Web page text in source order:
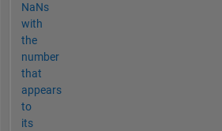
NaNs
with
the
number
that
appears
to
its